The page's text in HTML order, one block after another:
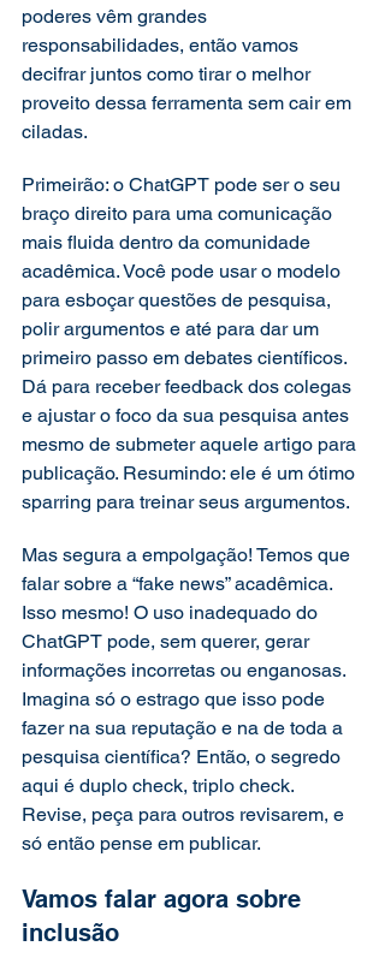
poderes vêm grandes
responsabilidades, então vamos
decifrar juntos como tirar o melhor
proveito dessa ferramenta sem cair em
ciladas.
Primeirão: o ChatGPT pode ser o seu
braço direito para uma comunicação
mais fluida dentro da comunidade
acadêmica. Você pode usar o modelo
para esboçar questões de pesquisa,
polir argumentos e até para dar um
primeiro passo em debates científicos.
Dá para receber feedback dos colegas
e ajustar o foco da sua pesquisa antes
mesmo de submeter aquele artigo para
publicação. Resumindo: ele é um ótimo
sparring para treinar seus argumentos.
Mas segura a empolgação! Temos que
falar sobre a “fake news” acadêmica.
Isso mesmo! O uso inadequado do
ChatGPT pode, sem querer, gerar
informações incorretas ou enganosas.
Imagina só o estrago que isso pode
fazer na sua reputação e na de toda a
pesquisa científica? Então, o segredo
aqui é duplo check, triplo check.
Revise, peça para outros revisarem, e
só então pense em publicar.
Vamos falar agora sobre
inclusão